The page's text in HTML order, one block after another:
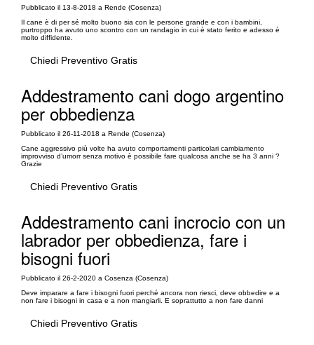
Pubblicato il 13-8-2018 a Rende (Cosenza)
Il cane è di per sé molto buono sia con le persone grande e con i bambini,
purtroppo ha avuto uno scontro con un randagio in cui è stato ferito e adesso è
molto diffidente.
Chiedi Preventivo Gratis
Addestramento cani dogo argentino
per obbedienza
Pubblicato il 26-11-2018 a Rende (Cosenza)
Cane aggressivo più volte ha avuto comportamenti particolari cambiamento
improvviso d’umorr senza motivo è possibile fare qualcosa anche se ha 3 anni ?
Grazie
Chiedi Preventivo Gratis
Addestramento cani incrocio con un
labrador per obbedienza, fare i
bisogni fuori
Pubblicato il 26-2-2020 a Cosenza (Cosenza)
Deve imparare a fare i bisogni fuori perché ancora non riesci, deve obbedire e a
non fare i bisogni in casa e a non mangiarli. E soprattutto a non fare danni
Chiedi Preventivo Gratis